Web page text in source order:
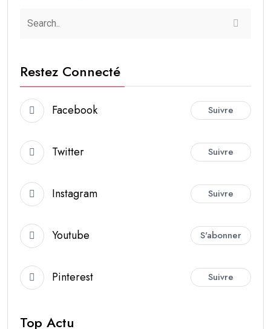
Restez Connecté
Facebook Suivre
Twitter Suivre
Instagram Suivre
Youtube S'abonner
Pinterest Suivre
Top Actu